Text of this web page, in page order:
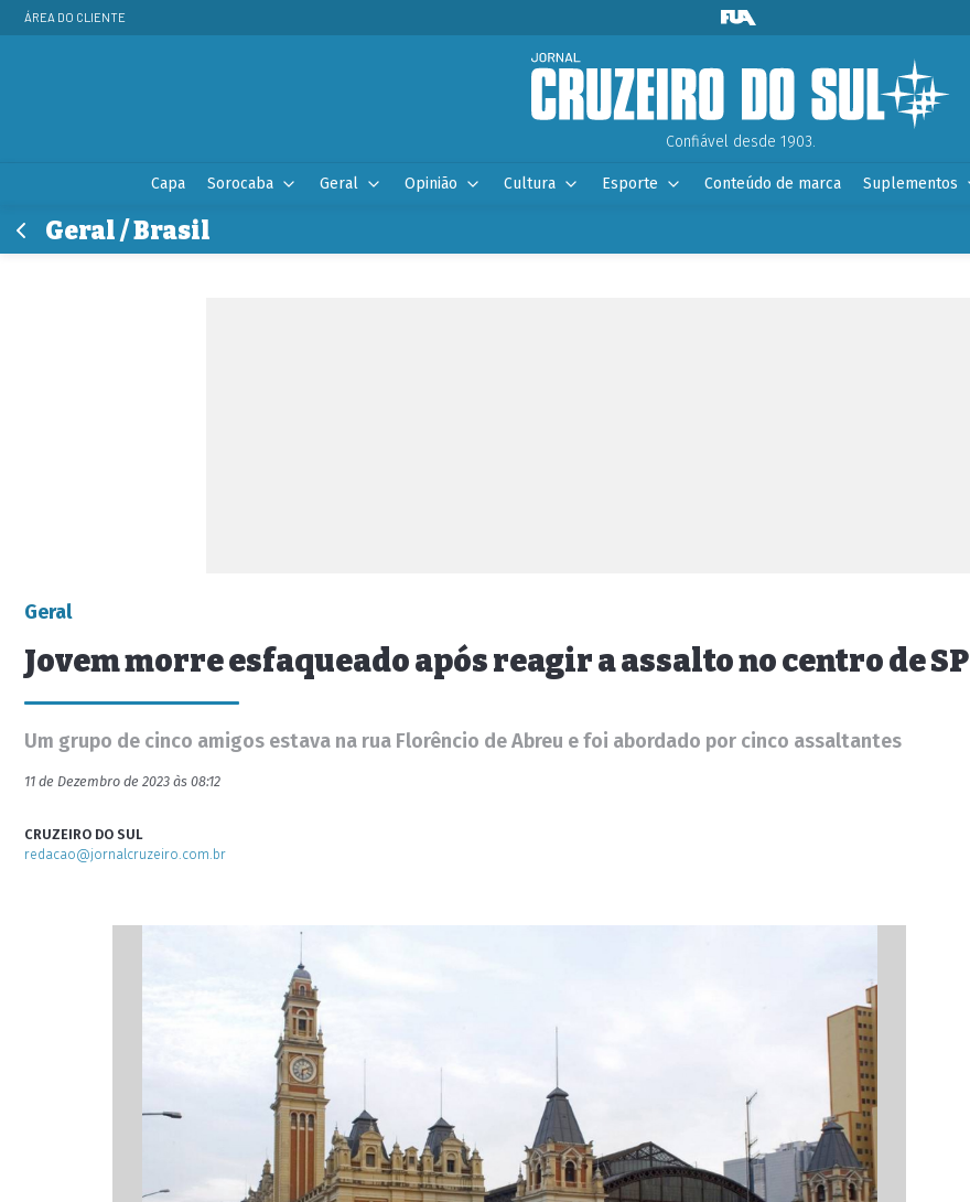
ÁREA DO CLIENTE
Confiável desde 1903.
Capa Sorocaba Geral Opinião Cultura Esporte Conteúdo de marca Suplementos
Geral / Brasil
Geral
Jovem morre esfaqueado após reagir a assalto no centro de SP
Um grupo de cinco amigos estava na rua Florêncio de Abreu e foi abordado por cinco assaltantes
11 de Dezembro de 2023 às 08:12
CRUZEIRO DO SUL
redacao@jornalcruzeiro.com.br